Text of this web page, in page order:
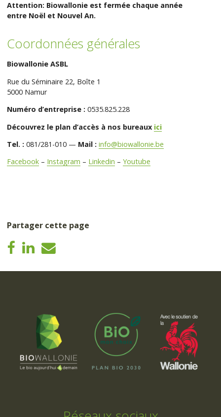
Attention: Biowallonie est fermée chaque année
entre Noël et Nouvel An.
Coordonnées générales
Biowallonie ASBL
Rue du Séminaire 22, Boîte 1
5000 Namur
Numéro d’entreprise : 0535.825.228
Découvrez le plan d’accès à nos bureaux ici
Tel. : 081/281-010 — Mail : info@biowallonie.be
Facebook – Instagram – Linkedin –Youtube
Partager cette page